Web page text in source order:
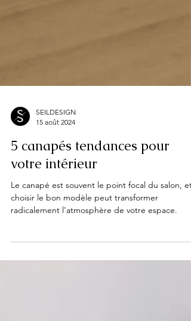
15 août 2024
5 canapés tendances pour
votre intérieur
Le canapé est souvent le point focal du salon, et
choisir le bon modèle peut transformer